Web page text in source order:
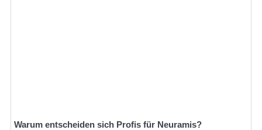
Warum entscheiden sich Profis für Neuramis?